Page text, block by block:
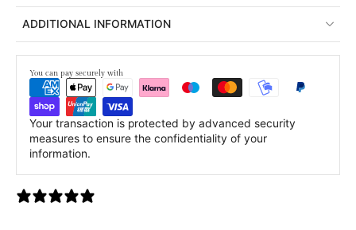
ADDITIONAL INFORMATION
You can pay securely with
Your transaction is protected by advanced security
measures to ensure the confidentiality of your
information.